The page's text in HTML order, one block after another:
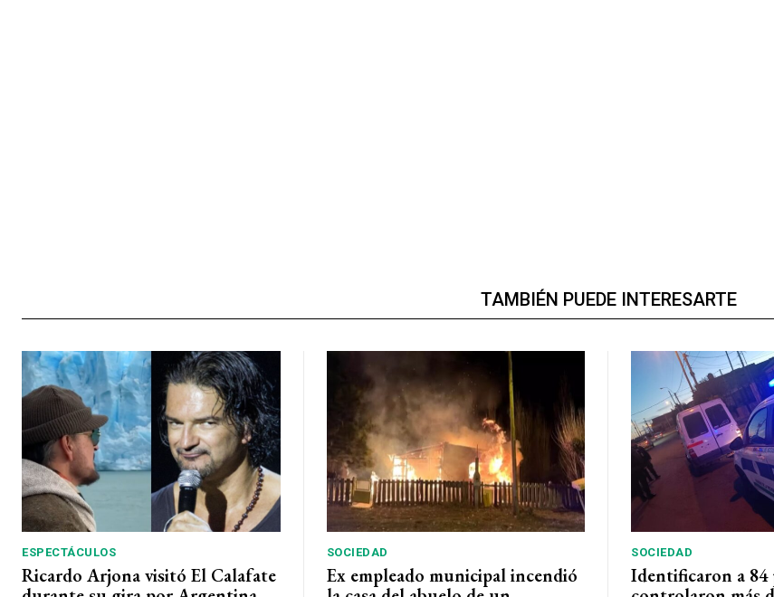
TAMBIÉN PUEDE INTERESARTE
ESPECTÁCULOS
Ricardo Arjona visitó El Calafate
SOCIEDAD
Ex empleado municipal incendió
SOCIEDAD
Identificaron a 84